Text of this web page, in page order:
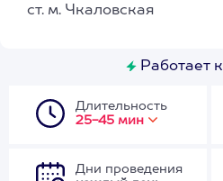
ст. м. Чкаловская
Работает
Длительность
25-45 мин
Дни проведения